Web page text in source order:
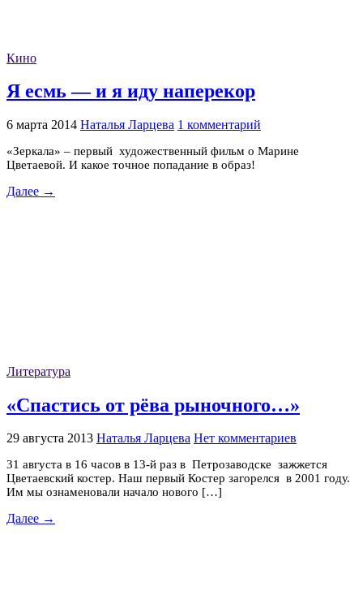
Кино
Я есмь — и я иду наперекор
6 марта 2014 Наталья Ларцева 1 комментарий
«Зеркала» – первый художественный фильм о Марине
Цветаевой. И какое точное попадание в образ!
Далее →
Литература
«Спастись от рёва рыночного…»
29 августа 2013 Наталья Ларцева Нет комментариев
31 августа в 16 часов в 13-й раз в Петрозаводске зажжется
Цветаевский костер. Наш первый Костер загорелся в 2001 году.
Им мы ознаменовали начало нового […]
Далее →